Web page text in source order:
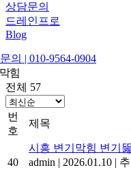
상담문의
드레인프로
Blog
의 | 010-9564-0904
힘
전체 57
번
호
제목
40
시흥 변기막힘 변기
admin | 2026.01.10 |